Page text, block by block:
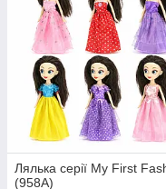
Лялька серії My First
(958A)